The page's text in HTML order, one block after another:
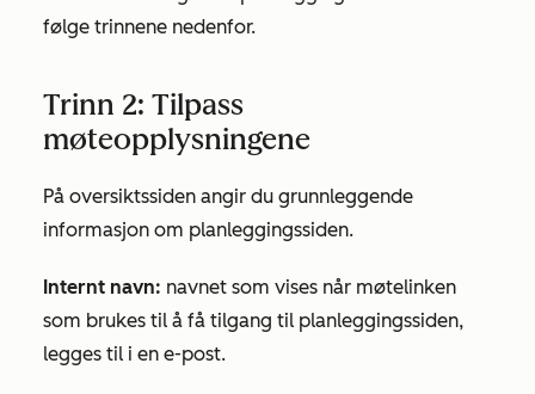
følge trinnene nedenfor.
Trinn 2: Tilpass
møteopplysningene
På oversiktssiden angir du grunnleggende
informasjon om planleggingssiden.
Internt navn: navnet som vises når møtelinken
som brukes til å få tilgang til planleggingssiden,
legges til i en e-post.